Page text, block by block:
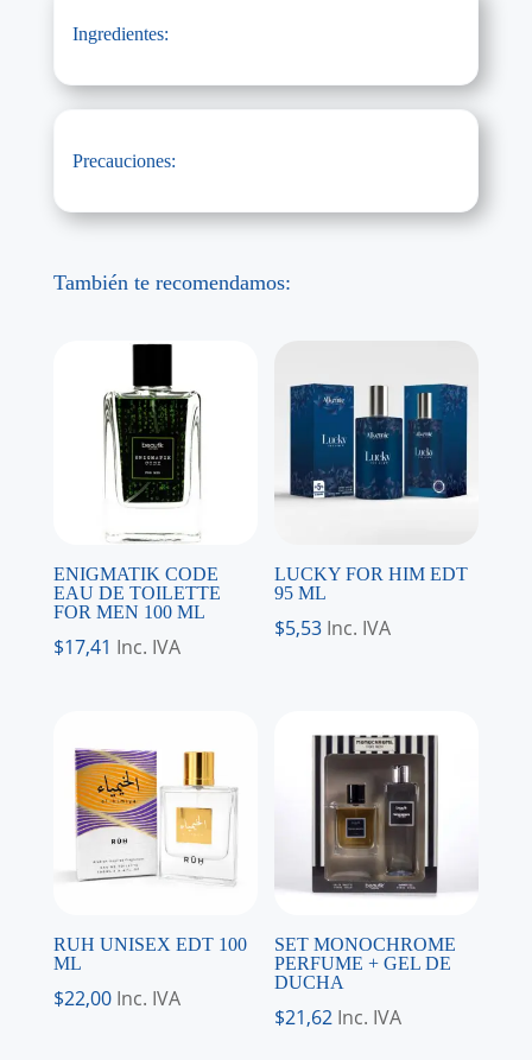
Ingredientes:
Precauciones:
También te recomendamos:
ENIGMATIK CODE
EAU DE TOILETTE
FOR MEN 100 ML
$17,41 Inc. IVA
LUCKY FOR HIM EDT
95 ML
$5,53 Inc. IVA
RUH UNISEX EDT 100
ML
$22,00 Inc. IVA
SET MONOCHROME
PERFUME + GEL DE
DUCHA
$21,62 Inc. IVA